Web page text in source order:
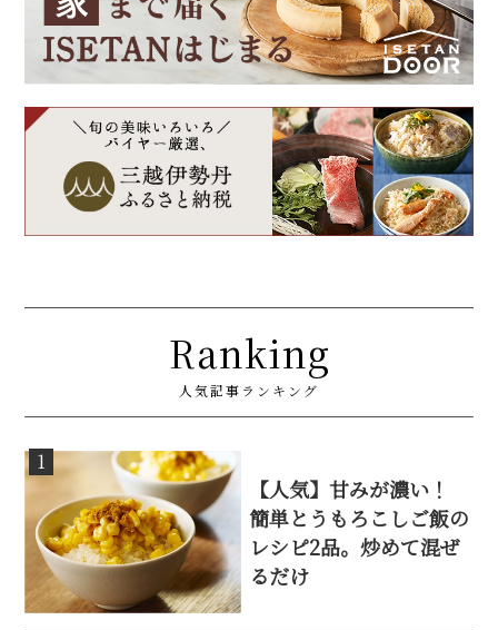
Ranking
人気記事ランキング
1
【人気】甘みが濃い！
簡単とうもろこしご飯の
レシピ2品。炒めて混ぜ
るだけ